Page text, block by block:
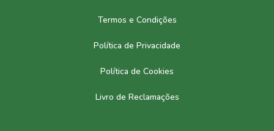
Termos e Condições
Política de Privacidade
Política de Cookies
Livro de Reclamações